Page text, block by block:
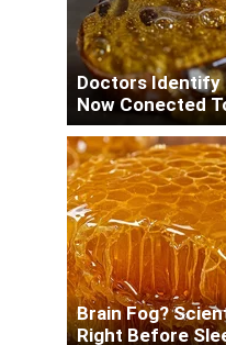
Doctors Identify
Now Conected
Brain Fog?
Right Before